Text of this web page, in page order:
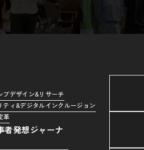
ブデザイン&リサーチ
ティ&デジタルインクルージョン
革
者発想ジャーナ